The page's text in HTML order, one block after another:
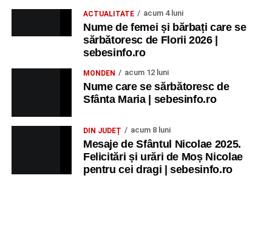
ACTUALITATE acum 4 luni
Nume de femei și bărbați care se
sărbătoresc de Florii 2026 |
sebesinfo.ro
MONDEN acum 12 luni
Nume care se sărbătoresc de
Sfânta Maria | sebesinfo.ro
DIN JUDEȚ acum 8 luni
Mesaje de Sfântul Nicolae 2025.
Felicitări și urări de Moș Nicolae
pentru cei dragi | sebesinfo.ro